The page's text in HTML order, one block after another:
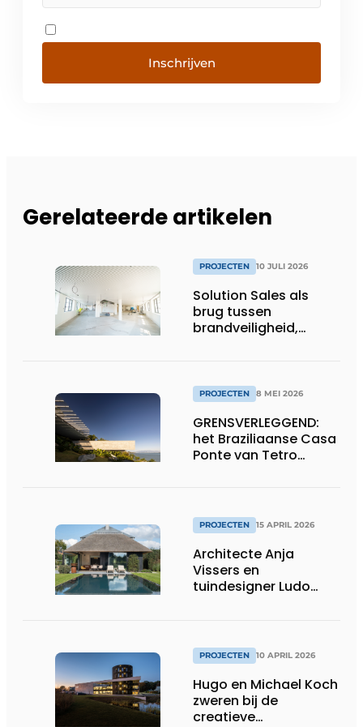
Inschrijven
Gerelateerde artikelen
PROJECTEN 10 JULI 2026
Solution Sales als
brug tussen
brandveiligheid,
PROJECTEN 8 MEI 2026
GRENSVERLEGGEND:
het Braziliaanse Casa
Ponte van Tetro
PROJECTEN 15 APRIL 2026
Architecte Anja
Vissers en
tuindesigner Ludo
PROJECTEN 10 APRIL 2026
Hugo en Michael Koch
zweren bij de
creatieve